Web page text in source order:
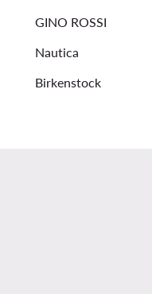
GINO ROSSI
Nautica
Birkenstock